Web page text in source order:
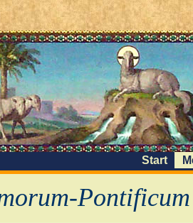
Start